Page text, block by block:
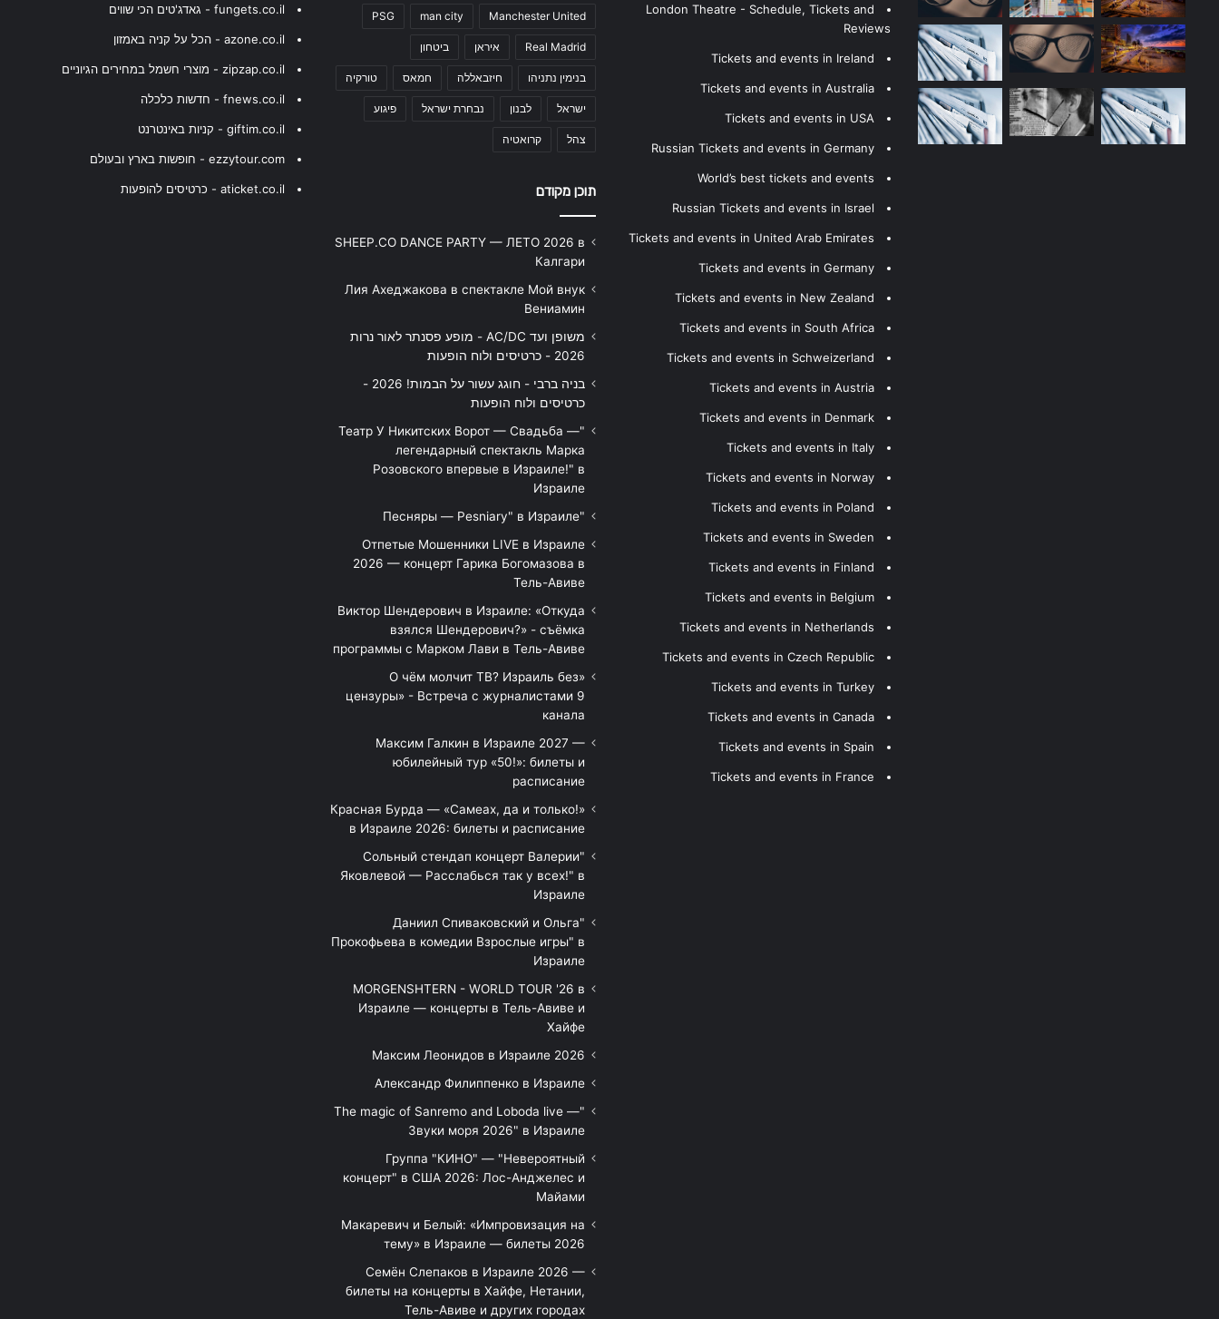
London Theatre - Schedule, Tickets and
Reviews
Tickets and events in Ireland
Tickets and events in Australia
Tickets and events in USA
Russian Tickets and events in Germany
World’s best tickets and events
Russian Tickets and events in Israel
Tickets and events in United Arab Emirates
Tickets and events in Germany
Tickets and events in New Zealand
Tickets and events in South Africa
Tickets and events in Schweizerland
Tickets and events in Austria
Tickets and events in Denmark
Tickets and events in Italy
Tickets and events in Norway
Tickets and events in Poland
Tickets and events in Sweden
Tickets and events in Finland
Tickets and events in Belgium
Tickets and events in Netherlands
Tickets and events in Czech Republic
Tickets and events in Turkey
Tickets and events in Canada
Tickets and events in Spain
Tickets and events in France
Manchester United
man city
PSG
Real Madrid איראן ביטחון
בנימין נתניהו חיזבאללה חמאס טורקיה
ישראל לבנון נבחרת ישראל פיגוע
צהל קרואטיה
תוכן מקודם
SHEEP.CO DANCE PARTY — ЛЕТО 2026 в
Калгари
Лия Ахеджакова в спектакле Мой внук
Вениамин
משופן ועד AC/DC - מופע פסנתר לאור נרות
2026 - כרטיסים ולוח הופעות
בניה ברבי - חוגג עשור על הבמות! 2026 -
כרטיסים ולוח הופעות
"Театр У Никитских Ворот — Свадьба —
легендарный спектакль Марка
Розовского впервые в Израиле!" в
Израиле
"Песняры — Pesniary" в Израиле
Отпетые Мошенники LIVE в Израиле
2026 — концерт Гарика Богомазова в
Тель-Авиве
Виктор Шендерович в Израиле: «Откуда
взялся Шендерович?» - съёмка
программы с Марком Лави в Тель-Авиве
«О чём молчит ТВ? Израиль без
цензуры» - Встреча с журналистами 9
канала
Максим Галкин в Израиле 2027 —
юбилейный тур «50!»: билеты и
расписание
Красная Бурда — «Самеах, да и только!»
в Израиле 2026: билеты и расписание
"Сольный стендап концерт Валерии
Яковлевой — Расслабься так у всех!" в
Израиле
"Даниил Спиваковский и Ольга
Прокофьева в комедии Взрослые игры" в
Израиле
MORGENSHTERN - WORLD TOUR '26 в
Израиле — концерты в Тель-Авиве и
Хайфе
Максим Леонидов в Израиле 2026
Александр Филиппенко в Израиле
"The magic of Sanremo and Loboda live —
Звуки моря 2026" в Израиле
Группа "КИНО" — "Невероятный
концерт" в США 2026: Лос-Анджелес и
Майами
Макаревич и Белый: «Импровизация на
тему» в Израиле — билеты 2026
Семён Слепаков в Израиле 2026 —
билеты на концерты в Хайфе, Нетании,
Тель-Авиве и других городах
fungets.co.il - גאדג'טים הכי שווים
azone.co.il - הכל על קניה באמזון
zipzap.co.il - מוצרי חשמל במחירים הגיוניים
fnews.co.il - חדשות כלכלה
giftim.co.il - קניות באינטרנט
ezzytour.com - חופשות בארץ ובעולם
aticket.co.il - כרטיסים להופעות